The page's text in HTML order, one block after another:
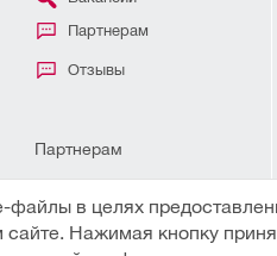
Партнерам
Отзывы
Партнерам
файлы в целях
Нажимая кнопку